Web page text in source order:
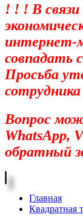
! ! ! В
интернет-
совпадать
Просьба
Вопрос
WhatsApp,
обратный
Главная
Квадратная